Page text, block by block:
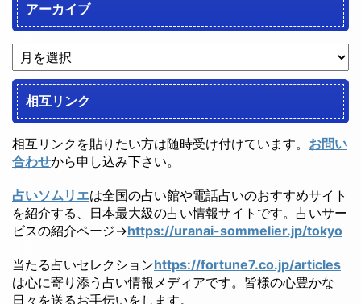
アーカイブ
相互リンク
相互リンクを貼りたい方は随時受け付けています。 お問い
合わせから申し込み下さい。
占いソムリエは全国の占い館や電話占いのおすすめサイト
を紹介する、日本最大級の占い情報サイトです。占いサー
ビスの紹介ページ→https://uranai-sommelier.jp/tokyo
当たる占いセレクションhttps://fortune7.co.jp/articles
は心に寄り添う占い情報メディアです。皆様の心豊かな
日々を送るお手伝いをします。